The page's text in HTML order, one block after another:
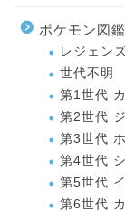
ポケモン図鑑
レジェン
世代不明
第1世代
第2世代
第3世代
第4世代
第5世代
第6世代